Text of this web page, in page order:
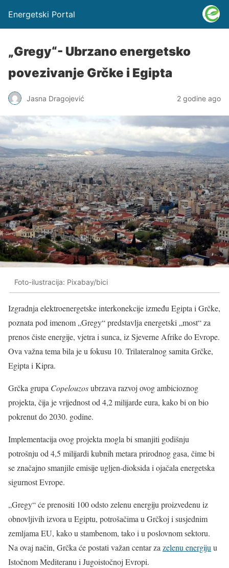
Energetski Portal
„Gregy“- Ubrzano energetsko
povezivanje Grčke i Egipta
Jasna Dragojević 2 godine ago
Foto-ilustracija: Pixabay/bici
Izgradnja elektroenergetske interkonekcije između Egipta i Grčke,
poznata pod imenom „Gregy“ predstavlja energetski „most“ za
prenos čiste energije, vjetra i sunca, iz Sjeverne Afrike do Evrope.
Ova važna tema bila je u fokusu 10. Trilateralnog samita Grčke,
Egipta i Kipra.
Grčka grupa Copelouzosubrzava razvoj ovog ambicioznog
projekta, čija je vrijednost od 4,2 milijarde eura, kako bi on bio
pokrenut do 2030. godine.
Implementacija ovog projekta mogla bi smanjiti godišnju
potrošnju od 4,5 milijardi kubnih metara prirodnog gasa, čime bi
se značajno smanjile emisije ugljen-dioksida i ojačala energetska
sigurnost Evrope.
„Gregy“ će prenositi 100 odsto zelenu energiju proizvedenu iz
obnovljivih izvora u Egiptu, potrošačima u Grčkoj i susjednim
zemljama EU, kako u stambenom, tako i u poslovnom sektoru.
Na ovaj način, Grčka će postati važan centar za zelenu energiju u
Istočnom Mediteranu i Jugoistočnoj Evropi.